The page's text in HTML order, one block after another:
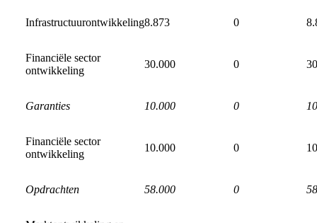
Infrastructuurontwikkeling8.873 0
Financiële sector
ontwikkeling
30.000 0
Garanties 10.000 0
Financiële sector
ontwikkeling
10.000 0
Opdrachten 58.000 0